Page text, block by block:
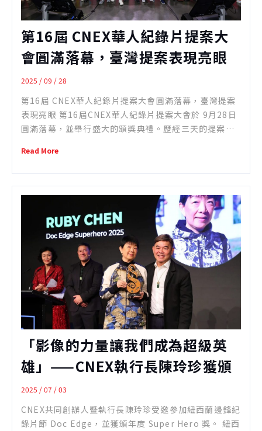
第16屆 CNEX華人紀錄片提案大
會圓滿落幕，臺灣提案表現亮眼
2025 / 09 / 28
第16屆 CNEX華人紀錄片提案大會圓滿落幕，臺灣提案
表現亮眼 第16屆CNEX華人紀錄片提案大會於 9月28日
圓滿落幕，並舉行盛大的頒獎典禮。歷經三天的提案競
華語紀錄片創作者的豐沛能量。
Read More
「影像的力量讓我們成為超級英
雄」——CNEX執行長陳玲珍獲頒
Doc Edge年度榮譽
2025 / 07 / 03
CNEX共同創辦人暨執行長陳玲珍受邀參加紐西蘭邊鋒紀
錄片節 Doc Edge，並獲頒年度 Super Hero 獎。 紐西